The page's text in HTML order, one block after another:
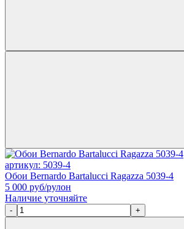
артикул: 5039-4
Обои Bernardo Bartalucci Ragazza 5039-4
5 000 руб/рулон
Наличие уточняйте
- +